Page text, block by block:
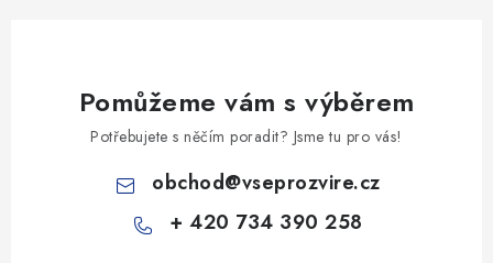
Pomůžeme vám s výběrem
Potřebujete s něčím poradit? Jsme tu pro vás!
obchod@vseprozvire.cz
+ 420 734 390 258